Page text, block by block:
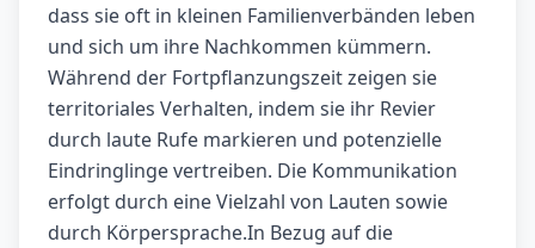
dass sie oft in kleinen Familienverbänden leben
und sich um ihre Nachkommen kümmern.
Während der Fortpflanzungszeit zeigen sie
territoriales Verhalten, indem sie ihr Revier
durch laute Rufe markieren und potenzielle
Eindringlinge vertreiben. Die Kommunikation
erfolgt durch eine Vielzahl von Lauten sowie
durch Körpersprache.In Bezug auf die